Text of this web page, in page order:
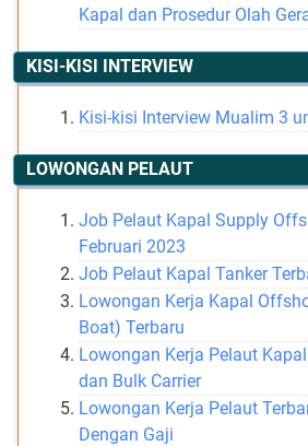
Kapal dan Prosedur Olah
KISI-KISI INTERVIEW
Kisi-kisi Interview Mualim 3
LOWONGAN PELAUT
Job Pelaut Kapal Supply
Februari 2023
Job Pelaut Kapal Tanker
Lowongan Kerja Kapal
Boat) Terbaru
Lowongan Kerja Pelaut
dan Bulk Carrier
Lowongan Kerja Pelaut
Dengan Gaji